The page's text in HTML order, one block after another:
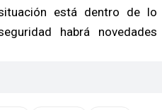
está dentro de lo
habrá novedades